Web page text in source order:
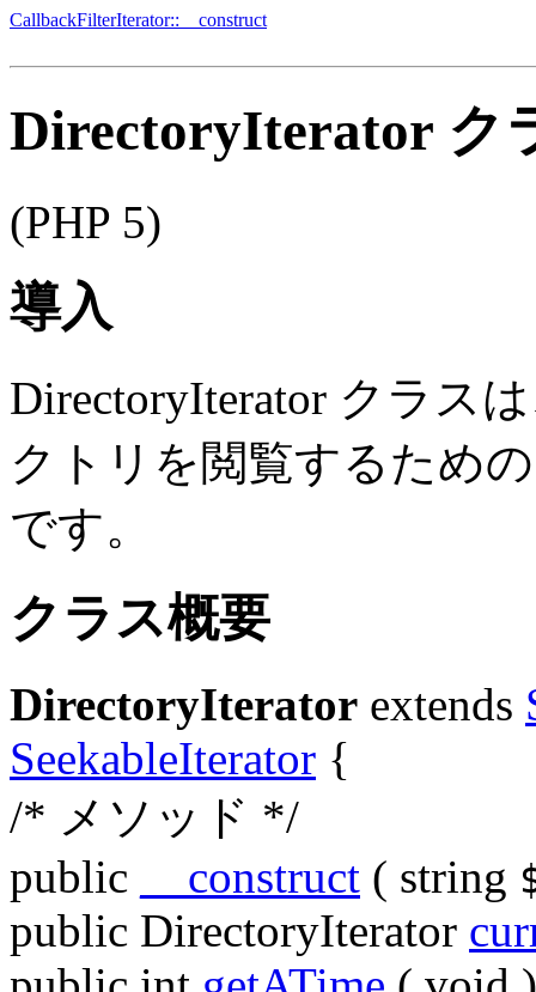
CallbackFilterIterator::__construct
DirectoryIterator ク
(PHP 5)
導入
DirectoryIterator クラス
クトリを閲覧するため
です。
クラス概要
DirectoryIterator extends
SeekableIterator {
/* メソッド */
public
__construct ( string
public DirectoryIterator